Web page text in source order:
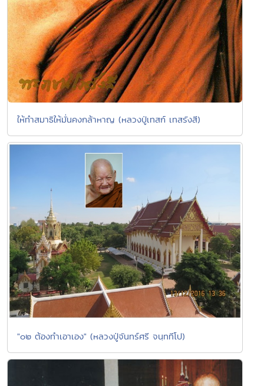
ให้ทำสมาธิให้มั่นคงกล้าหาญ (หลวงปู่เทสก์ เทสรังสี)
"๐๒ ต้องทำเอาเอง" (หลวงปู่จันทร์ศรี จนฺททีโป)